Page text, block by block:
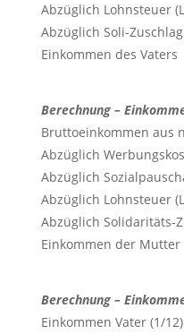
Abzüglich Lohnsteuer
Abzüglich Soli-Zuschlag
Einkommen des Vaters
Berechnung –
Bruttoeinkommen aus
Abzüglich
Abzüglich
Abzüglich Lohnsteuer
Abzüglich Solidaritäts-
Einkommen der Mutter
Berechnung –
Einkommen Vater (1/12)